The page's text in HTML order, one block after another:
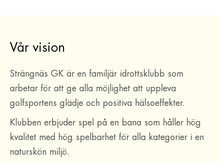
Vår vision
Strängnäs GK är en familjär idrottsklubb som
arbetar för att ge alla möjlighet att uppleva
golfsportens glädje och positiva hälsoeffekter.
Klubben erbjuder spel på en bana som håller hög
kvalitet med hög spelbarhet för alla kategorier i en
naturskön miljö.